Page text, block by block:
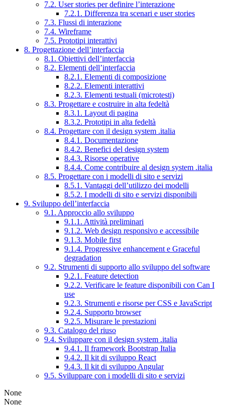
7.2. User stories per definire l’interazione
7.2.1. Differenza tra scenari e user stories
7.3. Flussi di interazione
7.4. Wireframe
7.5. Prototipi interattivi
8. Progettazione dell’interfaccia
8.1. Obiettivi dell’interfaccia
8.2. Elementi dell’interfaccia
8.2.1. Elementi di composizione
8.2.2. Elementi interattivi
8.2.3. Elementi testuali (microtesti)
8.3. Progettare e costruire in alta fedeltà
8.3.1. Layout di pagina
8.3.2. Prototipi in alta fedeltà
8.4. Progettare con il design system .italia
8.4.1. Documentazione
8.4.2. Benefici del design system
8.4.3. Risorse operative
8.4.4. Come contribuire al design system .italia
8.5. Progettare con i modelli di sito e servizi
8.5.1. Vantaggi dell’utilizzo dei modelli
8.5.2. I modelli di sito e servizi disponibili
9. Sviluppo dell’interfaccia
9.1. Approccio allo sviluppo
9.1.1. Attività preliminari
9.1.2. Web design responsivo e accessibile
9.1.3. Mobile first
9.1.4. Progressive enhancement e Graceful
degradation
9.2. Strumenti di supporto allo sviluppo del software
9.2.1. Feature detection
9.2.2. Verificare le feature disponibili con Can I
use
9.2.3. Strumenti e risorse per CSS e JavaScript
9.2.4. Supporto browser
9.2.5. Misurare le prestazioni
9.3. Catalogo del riuso
9.4. Sviluppare con il design system .italia
9.4.1. Il framework Bootstrap Italia
9.4.2. Il kit di sviluppo React
9.4.3. Il kit di sviluppo Angular
9.5. Sviluppare con i modelli di sito e servizi
None
None